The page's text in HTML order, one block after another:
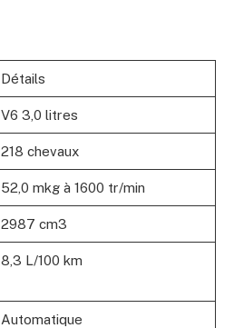
Détails
V6 3,0 litres
218 chevaux
52,0 mkg à 1600 tr/min
2987 cm3
8,3 L/100 km
Automatique